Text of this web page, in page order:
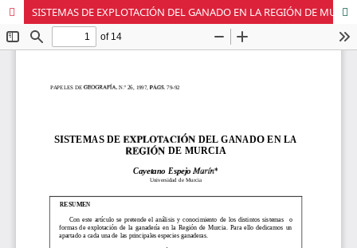
SISTEMAS DE EXPLOTACIÓN DEL GANADO EN LA REGIÓN DE MURCIA